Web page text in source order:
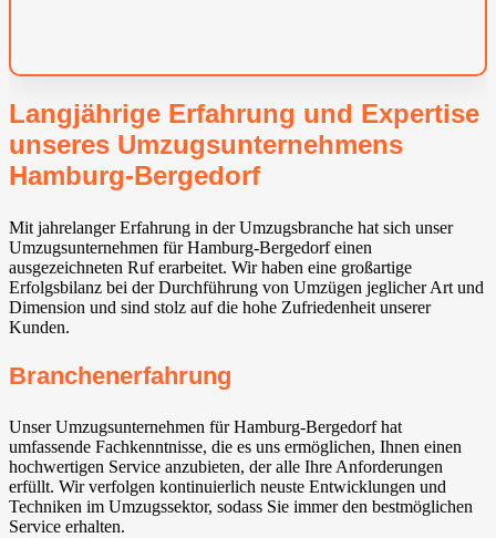
Langjährige Erfahrung und Expertise
unseres Umzugsunternehmens
Hamburg-Bergedorf
Mit jahrelanger Erfahrung in der Umzugsbranche hat sich unser
Umzugsunternehmen für Hamburg-Bergedorf einen
ausgezeichneten Ruf erarbeitet. Wir haben eine großartige
Erfolgsbilanz bei der Durchführung von Umzügen jeglicher Art und
Dimension und sind stolz auf die hohe Zufriedenheit unserer
Kunden.
Branchenerfahrung
Unser Umzugsunternehmen für Hamburg-Bergedorf hat
umfassende Fachkenntnisse, die es uns ermöglichen, Ihnen einen
hochwertigen Service anzubieten, der alle Ihre Anforderungen
erfüllt. Wir verfolgen kontinuierlich neuste Entwicklungen und
Techniken im Umzugssektor, sodass Sie immer den bestmöglichen
Service erhalten.